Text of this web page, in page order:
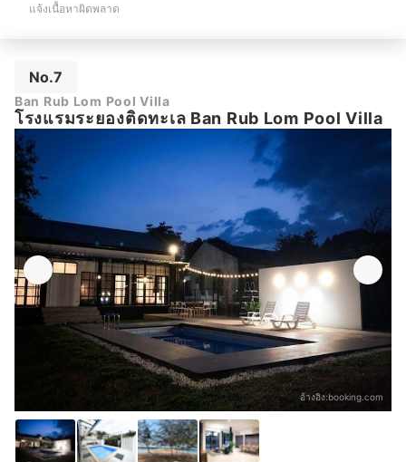
แจ้งเนื้อหาผิดพลาด
No.7
Ban Rub Lom Pool Villa
โรงแรมระยองติดทะเล Ban Rub Lom Pool Villa
อ้างอิง:booking.com